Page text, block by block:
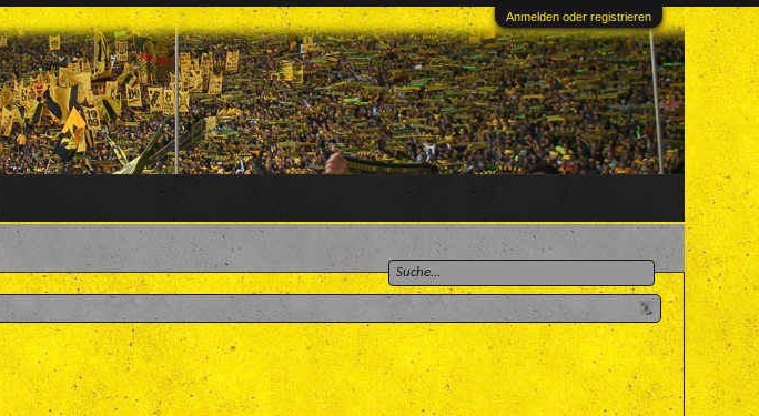
Anmelden oder registrieren